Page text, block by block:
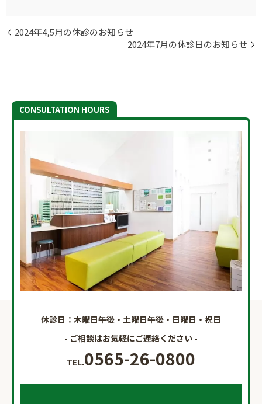
2024年4,5月の休診のお知らせ
2024年7月の休診日のお知らせ
CONSULTATION HOURS
休診日：木曜日午後・土曜日午後・日曜日・祝日
- ご相談はお気軽にご連絡ください -
TEL.0565-26-0800